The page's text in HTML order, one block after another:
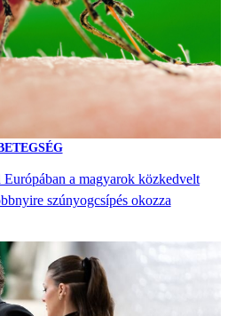
a magyarok közkedvelt
szúnyogcsípés okozza